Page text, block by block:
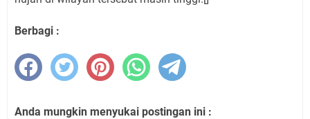
Berbagi :
Anda mungkin menyukai postingan ini :